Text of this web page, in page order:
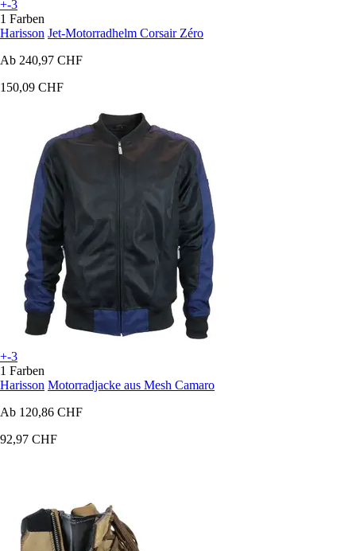
+-3
1 Farben
Harisson Jet-Motorradhelm Corsair Zéro
Ab 240,97 CHF
150,09 CHF
+-3
1 Farben
Harisson Motorradjacke aus Mesh Camaro
Ab 120,86 CHF
92,97 CHF